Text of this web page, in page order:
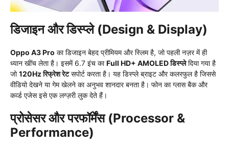
डिजाइन और डिस्प्ले (Design & Display)
Oppo A3 Pro का डिजाइन बेहद प्रीमियम और स्लिम है, जो पहली नज़र में ही
ध्यान खींच लेता है। इसमें 6.7 इंच काFull HD+ AMOLED डिस्प्लेदिया गया है
जो120Hz रिफ्रेश रेटसपोर्ट करता है। यह डिस्प्ले ब्राइट और कलरफुल है जिससे
वीडियो देखने या गेम खेलने का अनुभव शानदार बनता है। फोन का ग्लास बैक और
कर्व्ड एजेस इसे एक लग्ज़री लुक देते हैं।
प्रोसेसर और परफॉर्मेंस (Processor &
Performance)